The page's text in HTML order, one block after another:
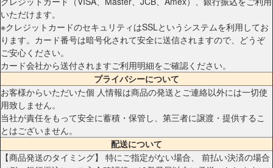
いただけます。
※クレジットカードのセキュリティはSSLというシステムを利用してお
ります。カード番号は暗号化されて安全に送信されますので、どうぞ
ご安心ください。
カード会社から送付されますご利用明細をご確認ください。
プライバシーについて
お客様からいただいた個 人情報は商品の発送とご連絡以外には一切使
用致しません。
当社が責任をもって安全に蓄積・保管し、第三者に譲渡・提供するこ
とはございません。
配送について
【商品発送のタイミング】 特にご指定がない場合、 前払い決済の場合